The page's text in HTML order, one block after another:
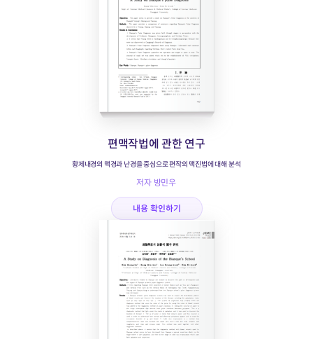
편맥작법에 관한 연구
황제내경의 맥경과 난경을 중심으로 편작의 맥진법에 대해 분석
저자 방민우
내용 확인하기